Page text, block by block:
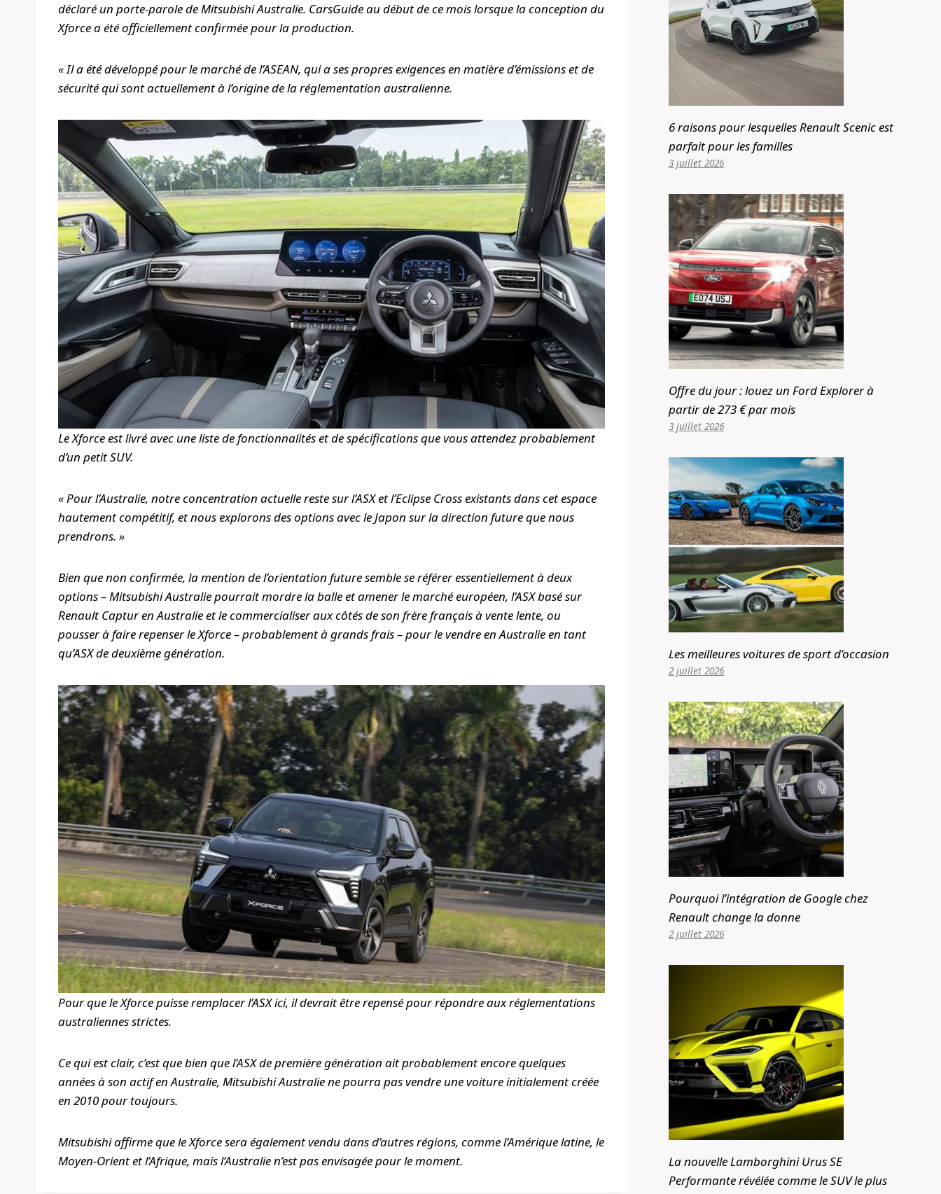
déclaré un porte-parole de Mitsubishi Australie. CarsGuideau début de ce mois lorsque la conception du
Xforce a été officiellement confirmée pour la production.
« Il a été développé pour le marché de l’ASEAN, qui a ses propres exigences en matière d’émissions et de
sécurité qui sont actuellement à l’origine de la réglementation australienne.
Le Xforce est livré avec une liste de fonctionnalités et de spécifications que vous attendez probablement
d’un petit SUV.
« Pour l’Australie, notre concentration actuelle reste sur l’ASX et l’Eclipse Cross existants dans cet espace
hautement compétitif, et nous explorons des options avec le Japon sur la direction future que nous
prendrons. »
Bien que non confirmée, la mention de l’orientation future semble se référer essentiellement à deux
options – Mitsubishi Australie pourrait mordre la balle et amener le marché européen, l’ASX basé sur
Renault Captur en Australie et le commercialiser aux côtés de son frère français à vente lente, ou
pousser à faire repenser le Xforce – probablement à grands frais – pour le vendre en Australie en tant
qu’ASX de deuxième génération.
Pour que le Xforce puisse remplacer l’ASX ici, il devrait être repensé pour répondre aux réglementations
australiennes strictes.
Ce qui est clair, c’est que bien que l’ASX de première génération ait probablement encore quelques
années à son actif en Australie, Mitsubishi Australie ne pourra pas vendre une voiture initialement créée
en 2010 pour toujours.
Mitsubishi affirme que le Xforce sera également vendu dans d’autres régions, comme l’Amérique latine, le
Moyen-Orient et l’Afrique, mais l’Australie n’est pas envisagée pour le moment.
6 raisons pour lesquelles Renault Scenic est
parfait pour les familles
3 juillet 2026
Offre du jour : louez un Ford Explorer à
partir de 273 € par mois
3 juillet 2026
Les meilleures voitures de sport d’occasion
2 juillet 2026
Pourquoi l’intégration de Google chez
Renault change la donne
2 juillet 2026
La nouvelle Lamborghini Urus SE
Performante révélée comme le SUV le plus